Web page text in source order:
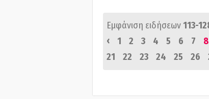
Εμφάνιση ειδήσεων113-
‹
1 2 3 4 5 6 7 8
21
22 23 24 25 26